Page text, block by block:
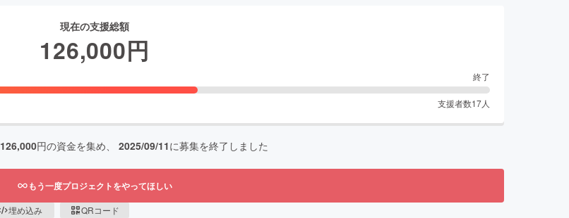
現在の支援総額
126,000円
終了
支援者数17人
126,000円の資金を集め、 2025/09/11に募集を終了しました
もう一度プロジェクトをやってほしい
埋め込み QRコード